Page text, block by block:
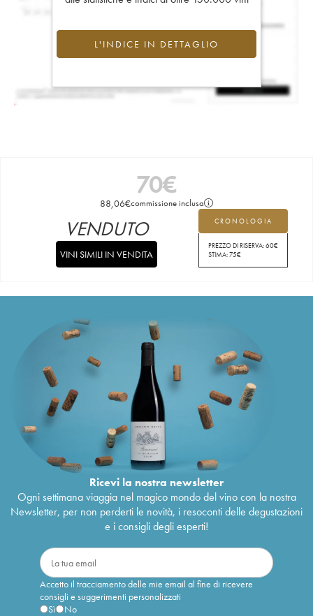
L'INDICE IN DETTAGLIO
70€
88,06€commissione inclusa
CRONOLOGIA
PREZZO DI RISERVA:60€
STIMA:75€
VENDUTO
VINI SIMILI IN VENDITA
Ricevi la nostra newsletter
Ogni settimana viaggia nel magico mondo del vino con la nostra
Newsletter, per non perderti le novità, i resoconti delle degustazioni
e i consigli degli esperti!
Accetto il tracciamento delle mie email al fine di ricevere
consigli e suggerimenti personalizzati
Sì
No